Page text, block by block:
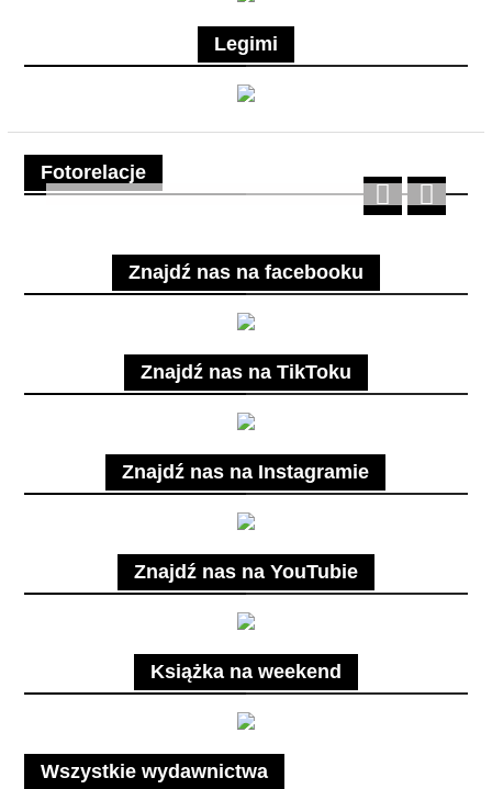
Legimi
Fotorelacje
Znajdź nas na facebooku
Znajdź nas na TikToku
Znajdź nas na Instagramie
Znajdź nas na YouTubie
Książka na weekend
Wszystkie wydawnictwa